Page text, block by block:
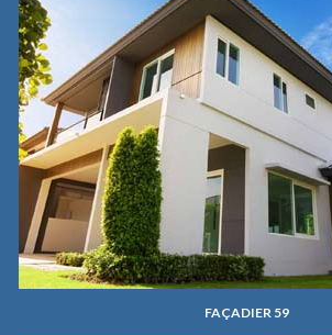
FAÇADIER 59